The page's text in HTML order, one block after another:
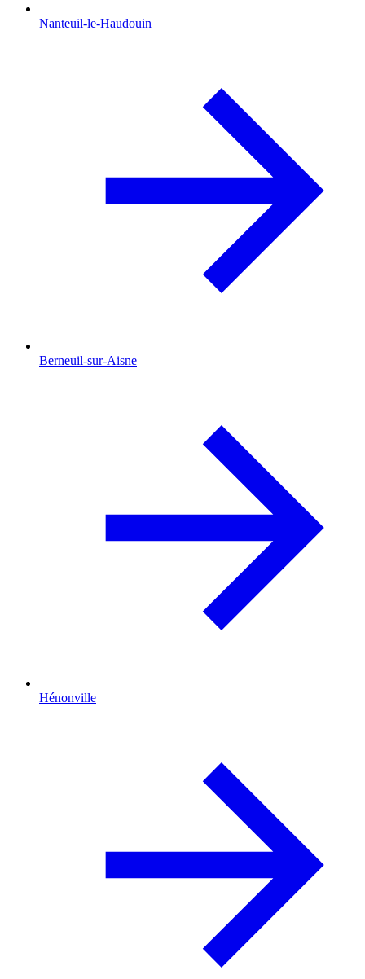
Nanteuil-le-Haudouin
Berneuil-sur-Aisne
Hénonville